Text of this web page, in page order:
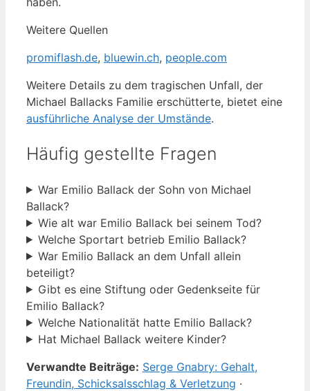
Weitere Quellen
promiflash.de, bluewin.ch, people.com
Weitere Details zu dem tragischen Unfall, der
Michael Ballacks Familie erschütterte, bietet eine
ausführliche Analyse der Umstände.
Häufig gestellte Fragen
War Emilio Ballack der Sohn von Michael
Ballack?
Wie alt war Emilio Ballack bei seinem Tod?
Welche Sportart betrieb Emilio Ballack?
War Emilio Ballack an dem Unfall allein
beteiligt?
Gibt es eine Stiftung oder Gedenkseite für
Emilio Ballack?
Welche Nationalität hatte Emilio Ballack?
Hat Michael Ballack weitere Kinder?
Verwandte Beiträge: Serge Gnabry: Gehalt,
Freundin, Schicksalsschlag & Verletzung ·